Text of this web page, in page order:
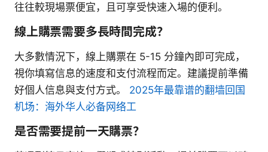
往往較現場票便宜，且可享受快速入場的便利。
線上購票需要多長時間完成？
大多數情況下，線上購票在 5-15 分鐘內即可完成，
視你填寫信息的速度和支付流程而定。建議提前準備
好個人信息與支付方式。 2025年最靠谱的翻墙回国
机场：海外华人必备网络工
是否需要提前一天購票？